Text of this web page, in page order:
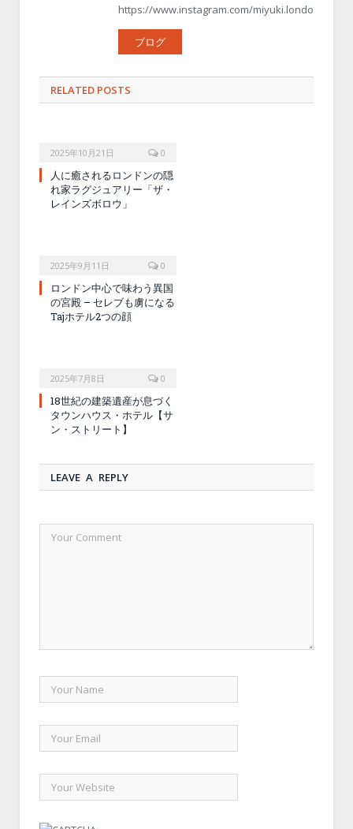
https://www.instagram.com/miyuki.london/
ブログ
RELATED POSTS
2025年10月21日 0
人に癒されるロンドンの隠
れ家ラグジュアリー「ザ・
レインズボロウ」
2025年9月11日 0
ロンドン中心で味わう異国
の宮殿 – セレブも虜になる
Tajホテル2つの顔
2025年7月8日 0
18世紀の建築遺産が息づく
タウンハウス・ホテル【サ
ン・ストリート】
LEAVE A REPLY